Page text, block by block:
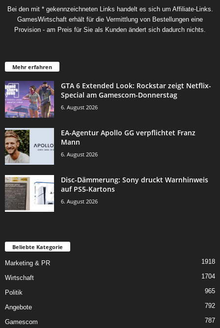
Bei den mit * gekennzeichneten Links handelt es sich um Affiliate-Links.
GamesWirtschaft erhält für die Vermittlung von Bestellungen eine
Provision - am Preis für Sie als Kunden ändert sich dadurch nichts.
Mehr erfahren
GTA 6 Extended Look: Rockstar zeigt Netflix-
Special am Gamescom-Donnerstag
6. August 2026
EA-Agentur Apollo GG verpflichtet Franz
Mann
6. August 2026
Disc-Dämmerung: Sony druckt Warnhinweis
auf PS5-Kartons
6. August 2026
Beliebte Kategorie
Marketing & PR 1918
Wirtschaft 1704
Politik 965
Angebote 792
Gamescom 787